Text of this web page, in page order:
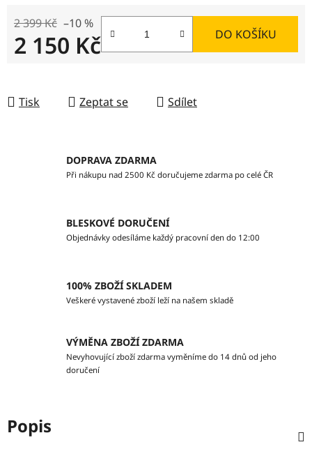
2 399 Kč –10 %
2 150 Kč DO KOŠÍKU
Tisk Zeptat se Sdílet
DOPRAVA ZDARMA
Při nákupu nad 2500 Kč doručujeme zdarma po celé ČR
BLESKOVÉ DORUČENÍ
Objednávky odesíláme každý pracovní den do 12:00
100% ZBOŽÍ SKLADEM
Veškeré vystavené zboží leží na našem skladě
VÝMĚNA ZBOŽÍ ZDARMA
Nevyhovující zboží zdarma vyměníme do 14 dnů od jeho
doručení
Popis